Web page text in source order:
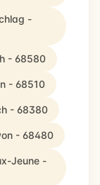
-
- 68580
- 68510
- 68380
- 68480
Jeune -